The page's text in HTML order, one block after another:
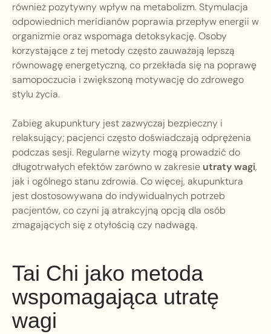
również pozytywny wpływ na metabolizm. Stymulacja
odpowiednich meridianów poprawia przepływ energii w
organizmie oraz wspomaga detoksykację. Osoby
korzystające z tej metody często zauważają lepszą
równowagę energetyczną, co przekłada się na poprawę
samopoczucia i zwiększoną motywację do zdrowego
stylu życia.
Zabieg akupunktury jest zazwyczaj bezpieczny i
relaksujący; pacjenci często doświadczają odprężenia
podczas sesji. Regularne wizyty mogą prowadzić do
długotrwałych efektów zarówno w zakresie utraty wagi,
jak i ogólnego stanu zdrowia. Co więcej, akupunktura
jest dostosowywana do indywidualnych potrzeb
pacjentów, co czyni ją atrakcyjną opcją dla osób
zmagających się z otyłością czy nadwagą.
Tai Chi jako metoda
wspomagająca utratę
wagi